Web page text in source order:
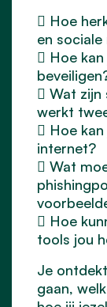
 Hoe
en sociale
 Hoe
 Wat
werkt
 Hoe
internet?
 Wat
 Hoe
tools jou
Je
gaan,